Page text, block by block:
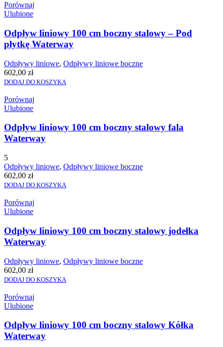
Porównaj
Ulubione
Odpływ liniowy 100 cm boczny stalowy – Pod
płytkę Waterway
Odpływy liniowe, Odpływy liniowe boczne
602,00 zł
DODAJ DO KOSZYKA
Porównaj
Ulubione
Odpływ liniowy 100 cm boczny stalowy fala
Waterway
5
Odpływy liniowe, Odpływy liniowe boczne
602,00 zł
DODAJ DO KOSZYKA
Porównaj
Ulubione
Odpływ liniowy 100 cm boczny stalowy jodełka
Waterway
Odpływy liniowe, Odpływy liniowe boczne
602,00 zł
DODAJ DO KOSZYKA
Porównaj
Ulubione
Odpływ liniowy 100 cm boczny stalowy Kółka
Waterway